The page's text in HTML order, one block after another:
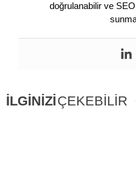
doğrulanabilir ve
İLGİNİZİÇEKEBİLİR